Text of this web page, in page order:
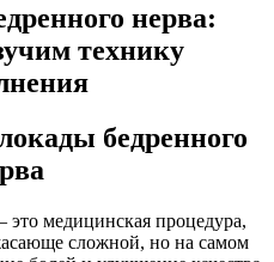
нерва:
технику
бедренного
медицинская процедура,
сложной, но на самом